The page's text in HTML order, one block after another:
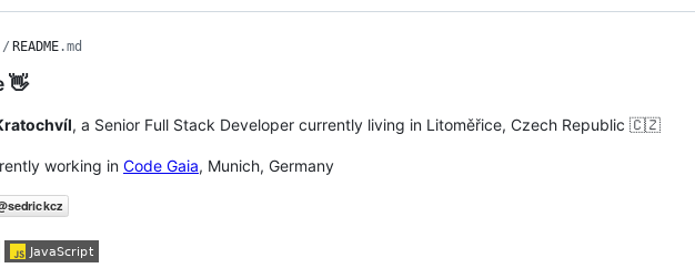
/ README.md
👋
, a Senior Full Stack Developer currently living in Litoměřice, Czech Republic 🇨🇿
working in Code Gaia, Munich, Germany